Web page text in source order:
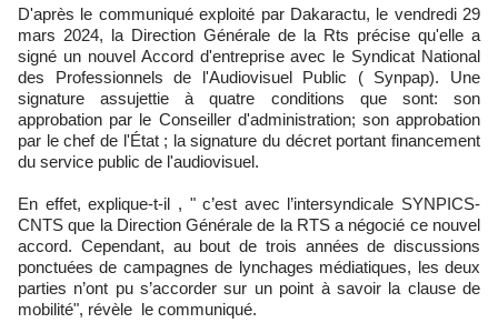
D'après le communiqué exploité par Dakaractu, le vendredi 29
mars 2024, la Direction Générale de la Rts précise qu'elle a
signé un nouvel Accord d'entreprise avec le Syndicat National
des Professionnels de l'Audiovisuel Public ( Synpap). Une
signature assujettie à quatre conditions que sont: son
approbation par le Conseiller d'administration; son approbation
par le chef de l'État ; la signature du décret portant financement
du service public de l'audiovisuel.
En effet, explique-t-il , " c’est avec l’intersyndicale SYNPICS-
CNTS que la Direction Générale de la RTS a négocié ce nouvel
accord. Cependant, au bout de trois années de discussions
ponctuées de campagnes de lynchages médiatiques, les deux
parties n’ont pu s’accorder sur un point à savoir la clause de
mobilité", révèle le communiqué.